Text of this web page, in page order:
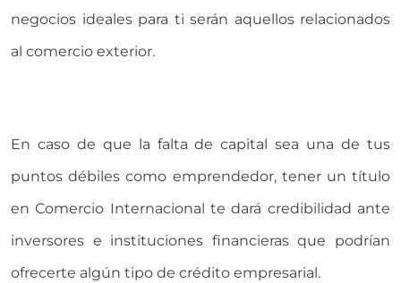
negocios ideales para ti serán aquellos relacionados
al comercio exterior.
En caso de que la falta de capital sea una de tus
puntos débiles como emprendedor, tener un título
en Comercio Internacional te dará credibilidad ante
inversores e instituciones financieras que podrían
ofrecerte algún tipo de crédito empresarial.